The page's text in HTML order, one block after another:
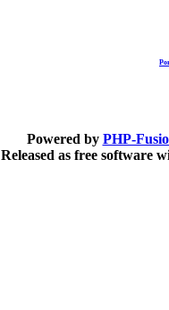
Powered by PHP-
Released as free software